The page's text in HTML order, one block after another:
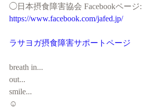
◯日本摂食障害協会 Facebookページ:
https://www.facebook.com/jafed.jp/
ラサヨガ摂食障害サポートページ
breath in...
out...
smile...
☺︎